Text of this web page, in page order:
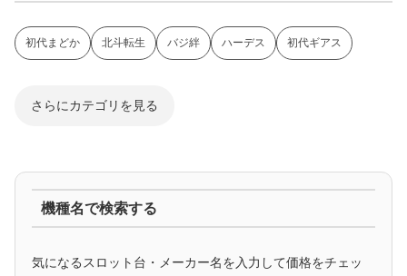
初代まどか 北斗転生 バジ絆 ハーデス 初代ギアス
さらにカテゴリを見る
マイジャグ ファンキー アイム ゴージャグ ハッピー
機種名で検索する
気になるスロット台・メーカー名を入力して価格をチェッ